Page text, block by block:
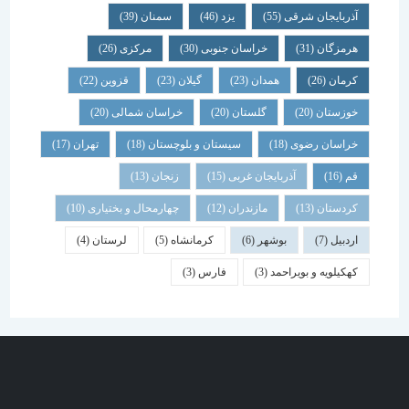
آذربایجان شرقی(55) یزد سمنان (39)
هرمزگان(31) خراسان جنوبی(30) مرکزی (26)
همدان گیلان قزوین
خوزستان(20) گلستان (20) خراسان شمالی(20)
خراسان رضوی(18) سیستان و بلوچستان(18) تهران
آذربایجان غربی(15) زنجان
کردستان(13) مازندران(12) چهارمحال و بختیاری (10)
بوشهر کرمانشاه(5) لرستان (4)
کهکیلویه و بویراحمد(3) فارس